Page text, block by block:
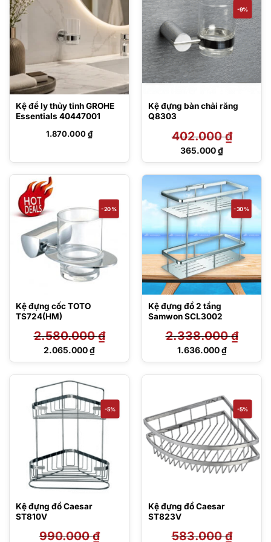
Kệ để ly thủy tinh GROHE
Essentials 40447001
1.870.000₫
-9%
Kệ đựng bàn chải răng
Q8303
402.000₫
Giá
402.000 ₫.
365.000₫
Giá
là:
365.000 ₫.
-20%
Kệ đựng cốc TOTO
TS724(HM)
2.580.000₫
Giá
2.580.000 ₫.
2.065.000₫
Giá
tại
là:
2.065.000 ₫.
-30%
Kệ đựng đồ 2 tầng
Samwon SCL3002
2.338.000₫
Giá
2.338.000 ₫.
1.636.000₫
Giá
1.636.000 ₫.
-5%
Kệ đựng đồ Caesar
ST810V
990.000₫
-5%
Kệ đựng đồ Caesar
ST823V
583.000₫